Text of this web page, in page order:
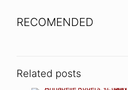
RECOMENDED
Related posts